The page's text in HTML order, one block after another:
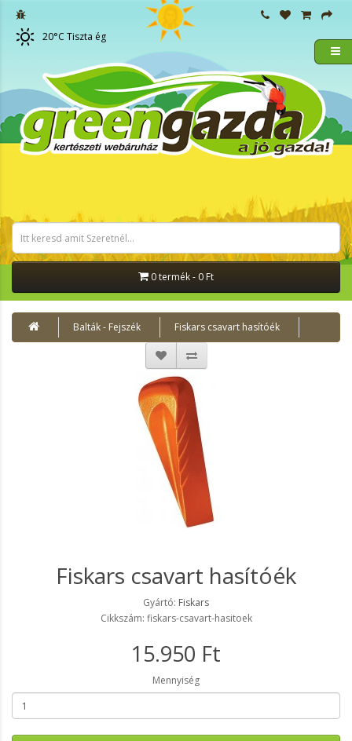
20°C Tiszta ég
0 termék - 0 Ft
Balták - Fejszék Fiskars csavart hasítóék
Fiskars csavart hasítóék
Gyártó: Fiskars
Cikkszám: fiskars-csavart-hasitoek
15.950 Ft
Mennyiség